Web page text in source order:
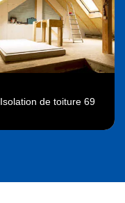
Isolation de toiture 69